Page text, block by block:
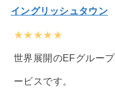
イングリッシュタウン
★★★★★
世界展開のEFグルー
ービスです。